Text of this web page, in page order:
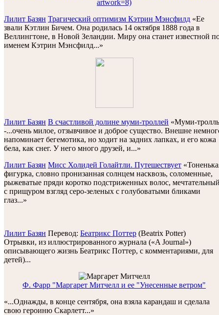
Лилит Базян Трагический оптимизм Кэтрин Мэнсфилд «Ее
звали Кэтлин Бичем. Она родилась 14 октября 1888 года в
Веллингтоне, в Новой Зеландии. Миру она станет известной
именем Кэтрин Мэнсфилд...»
Лилит Базян В счастливой долине муми-троллей «Муми-тролль
-...oчень милое, отзывчивое и доброе существо. Внешне
напоминает бегемотика, но ходит на задних лапках, и его кожа
бела, как снег. У него много друзей, и...»
Лилит Базян Мисс Холидей Голайтли. Путешествует
фигурка, словно пронизанная солнцем насквозь, соломенные,
рыжеватые пряди коротко подстриженных волос,
с прищуром взгляд серо-зеленых с голубоватыми бликами
глаз...»
Лилит Базян Перевод: Беатрикс Поттер (Beatrix Potter)
Oтрывки, из иллюстрированного журнала («A Journal»)
описывающего жизнь Беатрикс Поттер, с комментариями, для
детей)...
Ф. Фарр "Маргарет Митчелл и ее "Унесенные ветром"
«...Однажды, в конце сентября, она взяла карандаш и сделала
свою героиню Скарлетт...»